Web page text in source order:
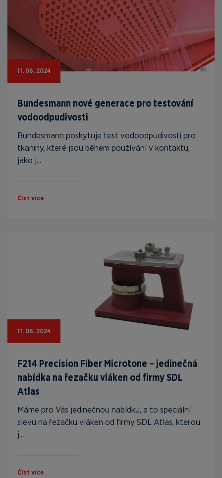
11. 06. 2024
Bundesmann nové generace pro testování
vodoodpudivosti
Bundesmann poskytuje test vodoodpudivosti pro
tkaniny, které jsou během používání v kontaktu,
jako j...
Číst více
11. 06. 2024
F214 Precision Fiber Microtone – jedinečná
nabídka na řezačku vláken od firmy SDL
Atlas
Máme pro Vás jedinečnou nabídku, a to speciální
slevu na řezačku vláken od firmy SDL Atlas, kterou
j...
Číst více